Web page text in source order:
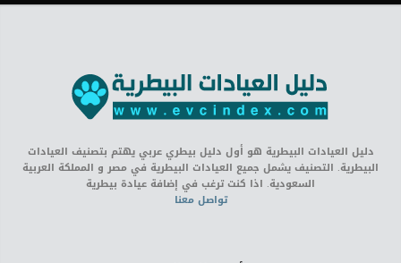
دليل العيادات البيطرية هو أول دليل بيطري عربي يهتم بتصنيف العيادات
البيطرية. التصنيف يشمل جميع العيادات البيطرية في مصر و المملكة العربية
السعودية. اذا كنت ترغب في إضافة عيادة بيطرية
تواصل معنا